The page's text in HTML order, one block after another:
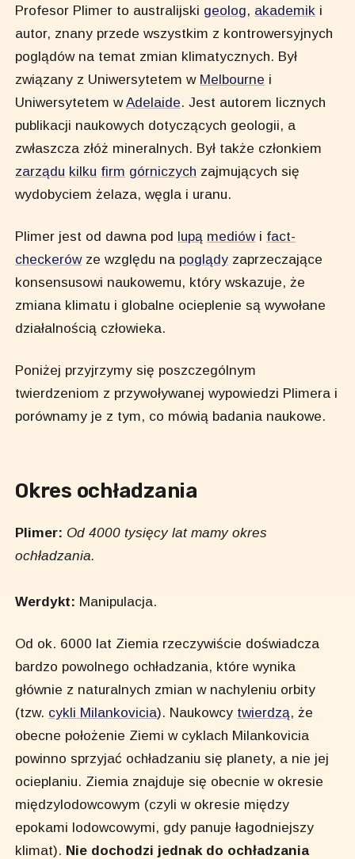
Profesor Plimer to australijski geolog, akademik i
autor, znany przede wszystkim z kontrowersyjnych
poglądów na temat zmian klimatycznych. Był
związany z Uniwersytetem w Melbourne i
Uniwersytetem wAdelaide. Jest autorem licznych
publikacji naukowych dotyczących geologii, a
zwłaszcza złóż mineralnych. Był także członkiem
zarządu kilku firm górniczych zajmujących się
wydobyciem żelaza, węgla i uranu.
Plimer jest od dawna pod lupą mediówi fact-
checkerówze względu na poglądy zaprzeczające
konsensusowi naukowemu, który wskazuje, że
zmiana klimatu i globalne ocieplenie są wywołane
działalnością człowieka.
Poniżej przyjrzymy się poszczególnym
twierdzeniom z przywoływanej wypowiedzi Plimera i
porównamy je z tym, co mówią badania naukowe.
Okres ochładzania
Plimer: Od 4000 tysięcy lat mamy okres
ochładzania.
Werdykt: Manipulacja.
Od ok. 6000 lat Ziemia rzeczywiście doświadcza
bardzo powolnego ochładzania, które wynika
głównie z naturalnych zmian w nachyleniu orbity
(tzw. cykli Milankovicia). Naukowcy twierdzą, że
obecne położenie Ziemi w cyklach Milankovicia
powinno sprzyjać ochładzaniu się planety, a nie jej
ocieplaniu. Ziemia znajduje się obecnie w okresie
międzylodowcowym (czyli w okresie między
epokami lodowcowymi, gdy panuje łagodniejszy
klimat). Nie dochodzi jednak do ochładzania